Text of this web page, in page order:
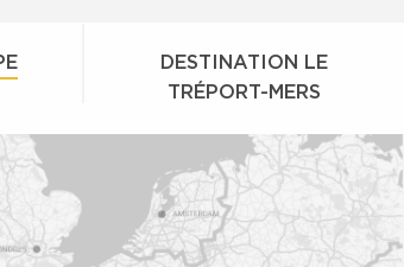
DESTINATION LE
TRÉPORT-MERS